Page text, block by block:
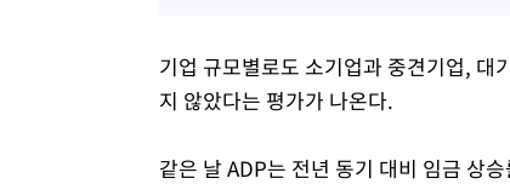
기업 규모별로도 소기업과 중견기업, 대
지 않았다는 평가가 나온다.
같은 날 ADP는 전년 동기 대비 임금 상